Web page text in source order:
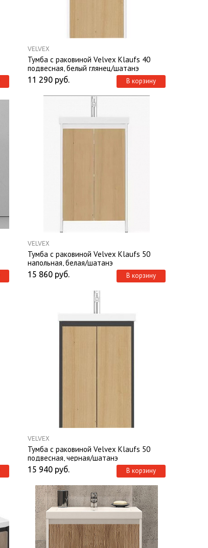
VELVEX
Тумба с раковиной Velvex Klaufs 40
подвесная, белый глянец/шатанэ
11 290 руб. В корзину
VELVEX
Тумба с раковиной Velvex Klaufs 50
напольная, белая/шатанэ
15 860 руб. В корзину
VELVEX
Тумба с раковиной Velvex Klaufs 50
подвесная, черная/шатанэ
15 940 руб. В корзину